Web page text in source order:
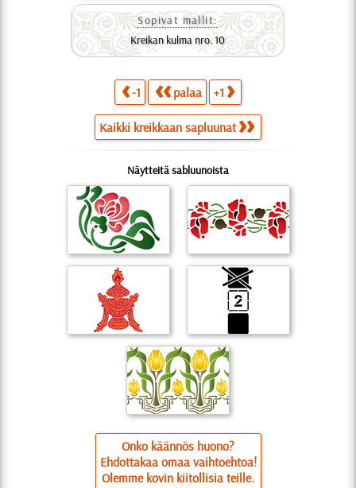
Sopivat mallit:
Kreikan kulma nro. 10
-1 palaa +1
Kaikki kreikkaan sapluunat
Näytteitä sabluunoista
Onko käännös huono?
Ehdottakaa omaa vaihtoehtoa!
Olemme kovin kiitollisia teille.